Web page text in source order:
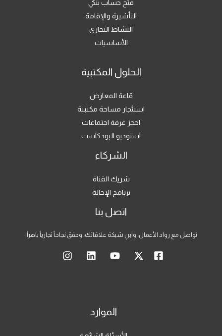
فتح حساب بنكي
التأشيرة والإقامة
النشاط التجاري
الأساسيات
الحلول المكتبية
قاعة المعارض
استئجار مساحة مكتبية
احجز غرفة اجتماعات
استوديو البودكاست
الشركاء
شريك القناة
برنامج الإحالة
اتصل بنا
تواصل مع رواد الأعمال، وابنِ شبكة علاقاتك، وحقق نجاحاً تجارياً باهراً.
الموارد